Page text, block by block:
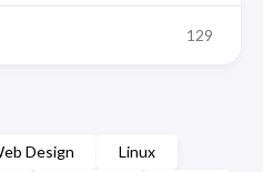
129
Design
Linux